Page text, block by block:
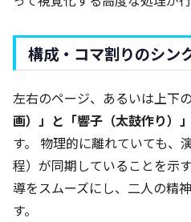
構成・コマ割りのシン
左右のページ、あるいは上下の
画）」と「響子（太鼓作り）
す。 物理的に離れていても、
程）が同期していることを示
導をスムーズにし、二人の精
す。